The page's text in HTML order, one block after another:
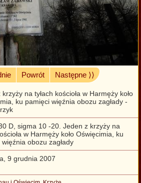
Powrót Następne ⟩⟩
na tyłach kościoła w Harmęży koło
ku pamięci więźnia obozu zagłady -
D, sigma 10 -20. Jeden z krzyży na
w Harmęży koło Oświęcimia, ku
obozu zagłady
9 grudnia 2007